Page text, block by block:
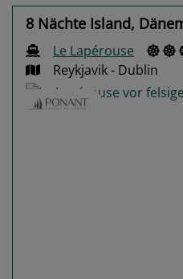
8 Nächte Island,
Le Lapérouse
Reykjavik - Dublin